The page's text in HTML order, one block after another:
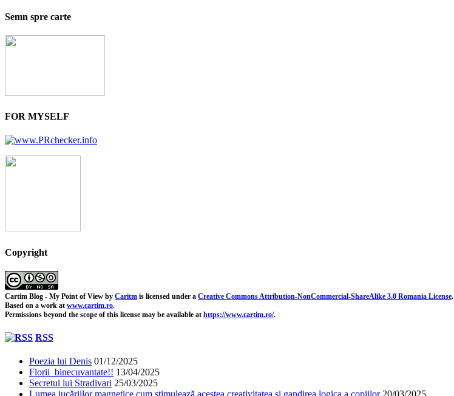
Semn spre carte
FOR MYSELF
Copyright
Cartim Blog - My Point of View by Caritm is licensed under a Creative Commons Attribution-NonCommercial-ShareAlike 3.0 Romania License.
Based on a work at www.cartim.ro.
Permissions beyond the scope of this license may be available at https://www.cartim.ro/.
RSS
Poezia lui Denis 01/12/2025
Florii binecuvantate!! 13/04/2025
Secretul lui Stradivari 25/03/2025